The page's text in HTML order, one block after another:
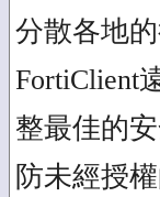
分散各地
FortiClient
整最佳的
防未經授